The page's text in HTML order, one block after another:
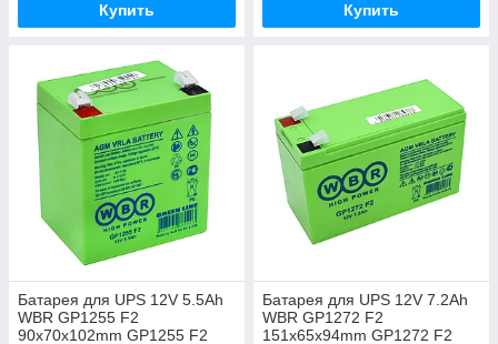
Купить Купить
Батарея для UPS 12V 5.5Ah
WBR GP1255 F2
90x70x102mm GP1255 F2
Батарея для UPS 12V 7.2Ah
WBR GP1272 F2
151x65x94mm GP1272 F2